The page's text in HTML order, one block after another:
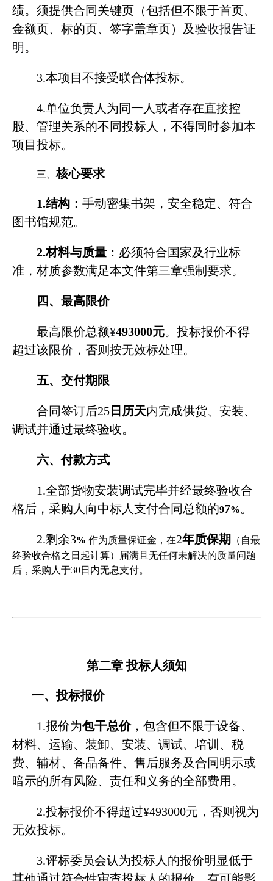
绩。须提供合同关键页（包括但不限于首页、
金额页、标的页、签字盖章页）及验收报告证
明 。
3.本项目不接受联合体投标。
4.单位负责人为同一人或者存在直接控
股、管理关系的不同投标人，不得同时参加本
项目投标。
三、核心要求
1.结构 ：手动密集书架，安全稳定、符合
图书馆规范。
2.材料与质量 ：必须符合国家及行业标
准，材质参数满足本文件第三章强制要求。
四、最高限价
最高限价总额¥493000元。投标报价不得
超过该限价 ，否则按无效标处理。
五、交付期限
合同签订后25 日历天内完成供货、安装、
调试并通过最终验收。
六、付款方式
1.全部货物安装调试完毕并经最终验收合
格后，采购人向中标人支付合同总额的97%。
2.剩余3% 作为质量保证金，在2年质保期
（自最
终验收合格之日起计算）届满且无任何未解决的质量问题
后，采购人于30日内无息支付。
第二章 投标人须知
一、投标报价
1.报价为包干总价，包含但不限于设备、
材料、运输、装卸、安装、调试、培训、税
费、辅材、备品备件、售后服务及合同明示或
暗示的所有风险、责任和义务的全部费用。
2.投标报价不得超过¥493000元，否则视为
无效投标。
3.评标委员会认为投标人的报价明显低于